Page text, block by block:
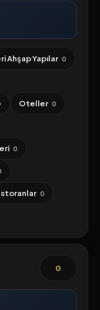
Ahşap Yapılar 0
Oteller 0
0
0
0